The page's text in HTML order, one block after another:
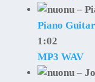
Piano
1:02
MP3 WAV